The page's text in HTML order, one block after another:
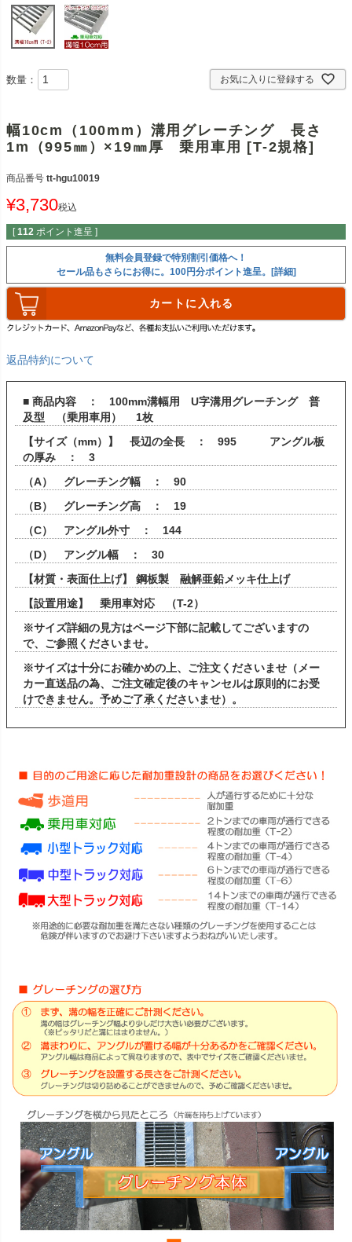
お気に入りに登録する
数量：
幅10cm（100mm）溝用グレーチング 長さ
1m（995㎜）×19㎜厚 乗用車用 [T-2規格]
商品番号 tt-hgu10019
¥3,730税込
[ 112 ポイント進呈 ]
無料会員登録で特別割引価格へ！
セール品もさらにお得に。100円分ポイント進呈。[詳細]
カートに入れる
返品特約について
■ 商品内容 ： 100mm溝幅用 U字溝用グレーチング 普
及型 （乗用車用） 1枚
【サイズ（mm）】 長辺の全長 ： 995 アングル板
の厚み ： 3
（A） グレーチング幅 ： 90
（B） グレーチング高 ： 19
（C） アングル外寸 ： 144
（D） アングル幅 ： 30
【材質・表面仕上げ】 鋼板製 融解亜鉛メッキ仕上げ
【設置用途】 乗用車対応 （T-2）
※サイズ詳細の見方はページ下部に記載してございますの
で、ご参照くださいませ。
※サイズは十分にお確かめの上、ご注文くださいませ（メー
カー直送品の為、ご注文確定後のキャンセルは原則的にお受
けできません。予めご了承くださいませ）。